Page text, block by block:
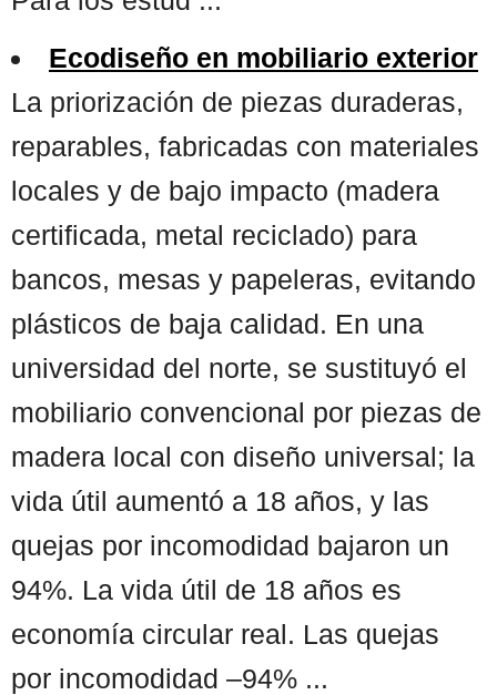
Ecodiseño en mobiliario exterior
La priorización de piezas duraderas,
reparables, fabricadas con materiales
locales y de bajo impacto (madera
certificada, metal reciclado) para
bancos, mesas y papeleras, evitando
plásticos de baja calidad. En una
universidad del norte, se sustituyó el
mobiliario convencional por piezas de
madera local con diseño universal; la
vida útil aumentó a 18 años, y las
quejas por incomodidad bajaron un
94%. La vida útil de 18 años es
economía circular real. Las quejas
por incomodidad –94% ...